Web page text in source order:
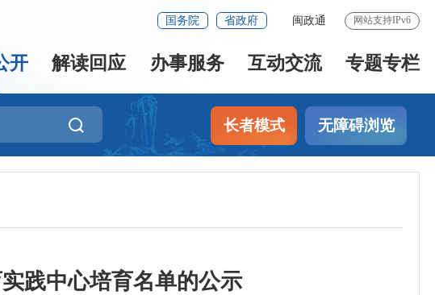
国务院 省政府 闽政通 网站支持IPv6
开 解读回应 办事服务 互动交流 专题专栏
长者模式 无障碍浏览
践中心培育名单的公示